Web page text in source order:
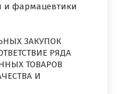
и фармацевтики
ЗАКУПОК
РЯДА
ТОВАРОВ
И